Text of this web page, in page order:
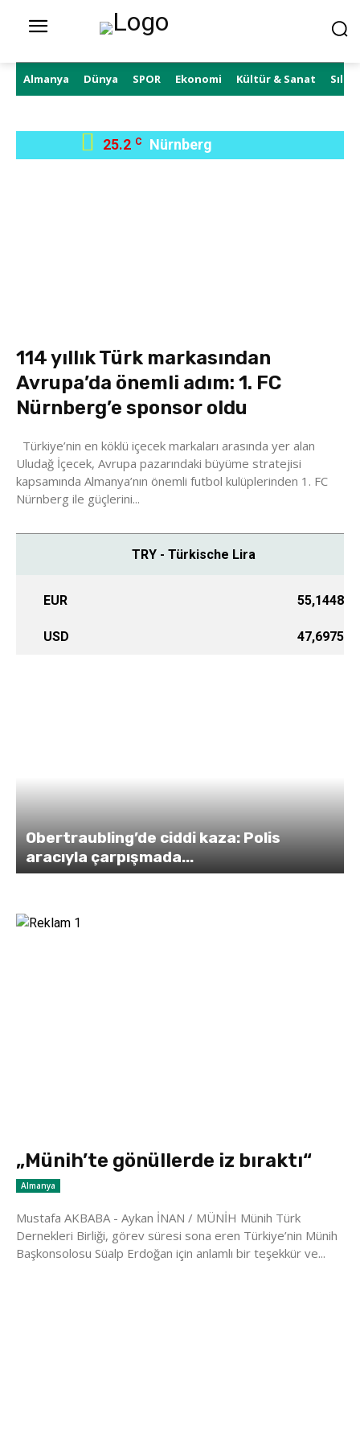
Almanya Dünya SPOR Ekonomi Kültür & Sanat Sıla
25.2 C Nürnberg
114 yıllık Türk markasından
Avrupa’da önemli adım: 1. FC
Nürnberg’e sponsor oldu
Uludağ İçecek, Avrupa pazarındaki büyüme stratejisi
kapsamında Almanya’nın önemli futbol kulüplerinden 1. FC
Nürnberg ile güçlerini...
TRY - Türkische Lira
EUR 55,1448
USD 47,6975
Obertraubling’de ciddi kaza: Polis
aracıyla çarpışmada...
„Münih’te gönüllerde iz bıraktı“
Almanya
Mustafa AKBABA - Aykan İNAN / MÜNİH Münih Türk
Dernekleri Birliği, görev süresi sona eren Türkiye’nin Münih
Başkonsolosu Süalp Erdoğan için anlamlı bir teşekkür ve...